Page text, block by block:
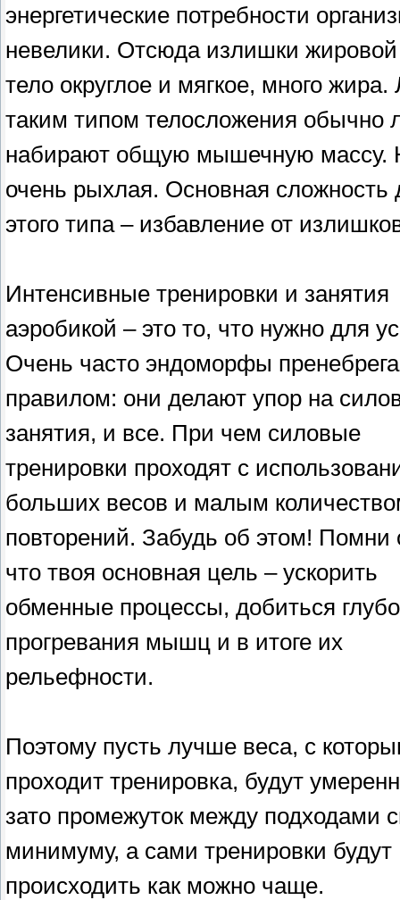
энергетические потребности
невелики. Отсюда излишки жировой
тело округлое и мягкое, много
таким типом телосложения обычно
набирают общую мышечную массу.
очень рыхлая. Основная сложность
этого типа – избавление от
Интенсивные тренировки и занятия
аэробикой – это то, что нужно для
Очень часто эндоморфы
правилом: они делают упор на
занятия, и все. При чем силовые
тренировки проходят с
больших весов и малым
повторений. Забудь об этом! Помни
что твоя основная цель – ускорить
обменные процессы, добиться
прогревания мышц и в итоге их
рельефности.
Поэтому пусть лучше веса, с
проходит тренировка, будут
зато промежуток между подходами
минимуму, а сами тренировки будут
происходить как можно чаще.